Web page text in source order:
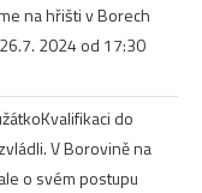
na hřišti v Borech
2024 od 17:30
Kvalifikaci do
V Borovině na
o svém postupu